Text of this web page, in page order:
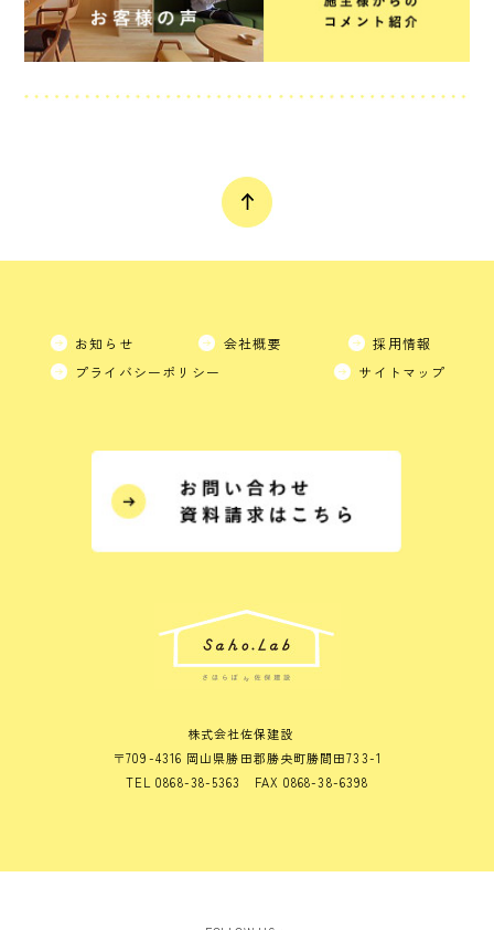
お知らせ 会社概要
採用情報
プライバシーポリシー
サイトマップ
株式会社佐保建設
〒709-4316 岡山県勝田郡勝央町勝間田733-1
TEL 0868-38-5363 FAX 0868-38-6398